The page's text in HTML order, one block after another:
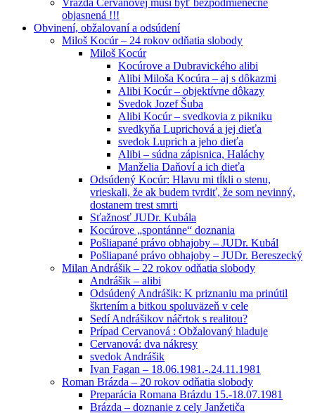
objasnená !!!
Obvinení, obžalovaní a odsúdení
Miloš Kocúr – 24 rokov odňatia slobody
Miloš Kocúr
Kocúrove a Dubravického alibi
Alibi Miloša Kocúra – aj s dôkazmi
Alibi Kocúr – objektívne dôkazy
Svedok Jozef Šuba
Alibi Kocúr – svedkovia z pikniku
svedkyňa Luprichová a jej dieťa
svedok Luprich a jeho dieťa
Alibi – súdna zápisnica, Haláchy
Manželia Daňoví a ich dieťa
Odsúdený Kocúr: Hlavu mi tĺkli o stenu,
vrieskali, že ak budem tvrdiť, že som nevinný,
dostanem trest smrti
Sťažnosť JUDr. Kubála
Kocúrove „spontánne“ doznania
Pošliapané právo obhajoby – JUDr. Kubál
Pošliapané právo obhajoby – JUDr. Bereszecký
Milan Andrášik – 22 rokov odňatia slobody
Andrášik – alibi
Odsúdený Andrášik: K priznaniu ma prinútil
škrtením a bitkou spoluväzeň v cele
Sedí Andrášikov náčrtok s realitou?
Prípad Cervanová : Obžalovaný hladuje
Cervanová: dva nákresy
svedok Andrášik
Ivan Fagan – 18.06.1981.-.24.11.1981
Roman Brázda – 20 rokov odňatia slobody
Preparácia Romana Brázdu 15.-18.07.1981
Brázda – doznanie z cely Janžetiča